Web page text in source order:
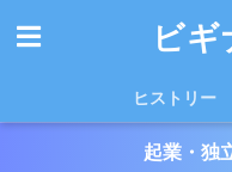
ビ
ヒストリー
起業・独